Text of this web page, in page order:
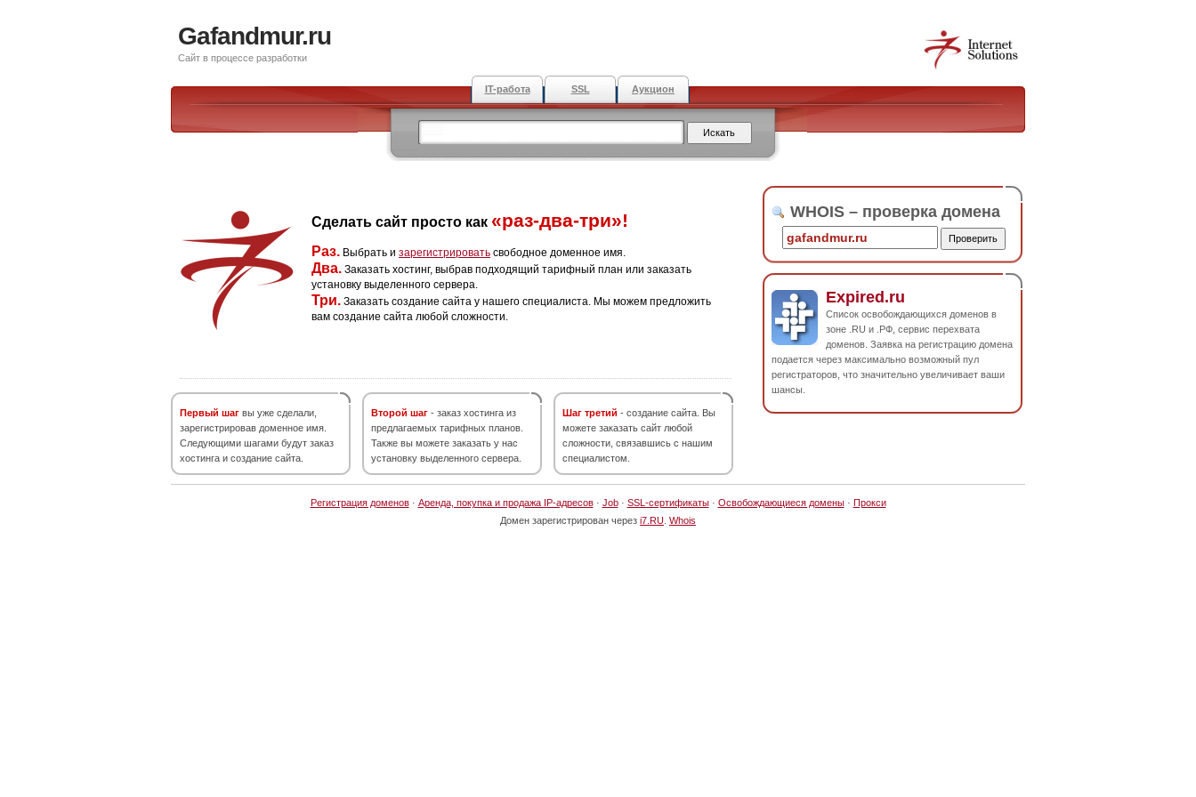
Gafandmur.ru
Сайт в процессе разработки
IT-работа SSL Аукцион
Сделать сайт просто как «раз-два-три»!
Раз. Выбрать и зарегистрировать свободное доменное имя.
Два. Заказать хостинг, выбрав подходящий тарифный план или заказать
установку выделенного сервера.
Три. Заказать создание сайта у нашего специалиста. Мы можем предложить
вам создание сайта любой сложности.
Первый шаг вы уже сделали,
зарегистрировав доменное имя.
Следующими шагами будут заказ
хостинга и создание сайта.
Второй шаг - заказ хостинга из
предлагаемых тарифных планов.
Также вы можете заказать у нас
установку выделенного сервера.
Шаг третий - создание сайта. Вы
можете заказать сайт любой
сложности, связавшись с нашим
специалистом.
WHOIS – проверка домена
Expired.ru
Список освобождающихся доменов в
зоне .RU и .РФ, сервис перехвата
доменов. Заявка на регистрацию домена
подается через максимально возможный пул
регистраторов, что значительно увеличивает ваши
шансы.
Регистрация доменов· Аренда, покупка и продажа IP-адресов· Job· SSL-сертификаты· Освобождающиеся домены· Прокси
Домен зарегистрирован через i7.RU Whois